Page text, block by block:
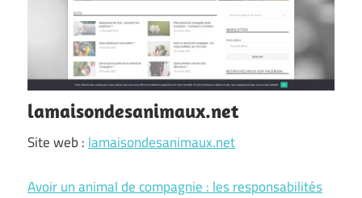
lamaisondesanimaux.net
Site web : lamaisondesanimaux.net
Avoir un animal de compagnie : les responsabilités